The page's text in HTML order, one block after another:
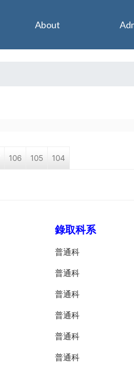
106 105 104
錄取科系
普通科
普通科
普通科
普通科
普通科
普通科
About